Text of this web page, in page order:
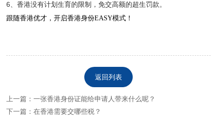
6、香港没有计划生育的限制，免交高额的超生罚款。
跟随香港优才，开启香港身份EASY模式！
返回列表
上一篇：一张香港身份证能给申请人带来什么呢？
下一篇：在香港需要交哪些税？